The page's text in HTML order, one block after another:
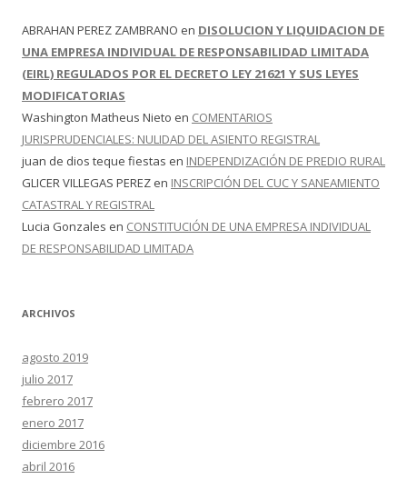
ABRAHAN PEREZ ZAMBRANO en DISOLUCION Y LIQUIDACION DE
UNA EMPRESA INDIVIDUAL DE RESPONSABILIDAD LIMITADA
(EIRL) REGULADOS POR EL DECRETO LEY 21621 Y SUS LEYES
MODIFICATORIAS
Washington Matheus Nieto en COMENTARIOS
JURISPRUDENCIALES: NULIDAD DEL ASIENTO REGISTRAL
juan de dios teque fiestas en INDEPENDIZACIÓN DE PREDIO RURAL
GLICER VILLEGAS PEREZ en INSCRIPCIÓN DEL CUC Y SANEAMIENTO
CATASTRAL Y REGISTRAL
Lucia Gonzales en CONSTITUCIÓN DE UNA EMPRESA INDIVIDUAL
DE RESPONSABILIDAD LIMITADA
ARCHIVOS
agosto 2019
julio 2017
febrero 2017
enero 2017
diciembre 2016
abril 2016